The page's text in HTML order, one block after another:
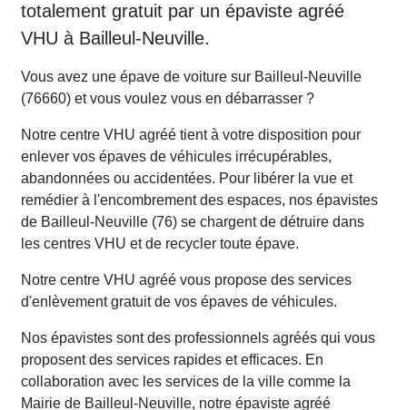
totalement gratuit par un épaviste agréé
VHU à Bailleul-Neuville.
Vous avez une épave de voiture sur Bailleul-Neuville
(76660) et vous voulez vous en débarrasser ?
Notre centre VHU agréé tient à votre disposition pour
enlever vos épaves de véhicules irrécupérables,
abandonnées ou accidentées. Pour libérer la vue et
remédier à l'encombrement des espaces, nos épavistes
de Bailleul-Neuville (76) se chargent de détruire dans
les centres VHU et de recycler toute épave.
Notre centre VHU agréé vous propose des services
d'enlèvement gratuit de vos épaves de véhicules.
Nos épavistes sont des professionnels agréés qui vous
proposent des services rapides et efficaces. En
collaboration avec les services de la ville comme la
Mairie de Bailleul-Neuville, notre épaviste agréé